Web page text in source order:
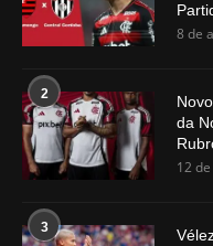
8 de
2
da
12
3